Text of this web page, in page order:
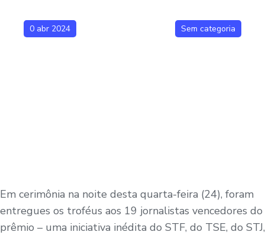
0 abr 2024 Sem categoria
Em cerimônia na noite desta quarta-feira (24), foram
entregues os troféus aos 19 jornalistas vencedores do
prêmio – uma iniciativa inédita do STF, do TSE, do STJ,